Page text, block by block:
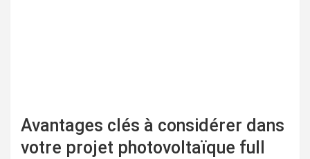
Avantages clés à considérer dans
votre projet photovoltaïque full